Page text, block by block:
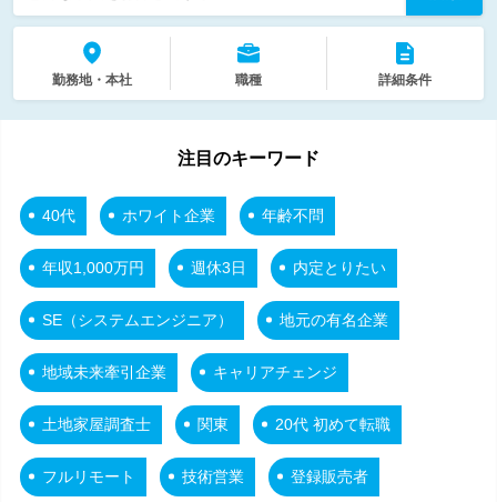
勤務地・本社 職種 詳細条件
注目のキーワード
40代 ホワイト企業 年齢不問
年収1,000万円 週休3日 内定とりたい
SE（システムエンジニア） 地元の有名企業
地域未来牽引企業 キャリアチェンジ
土地家屋調査士 関東 20代 初めて転職
フルリモート 技術営業 登録販売者